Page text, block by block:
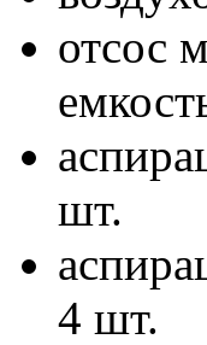
отсос
шт.
4 шт.